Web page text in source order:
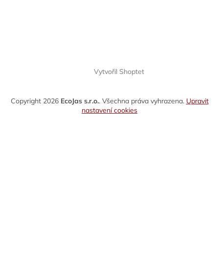
Vytvořil Shoptet
Copyright 2026 EcoJas s.r.o.. Všechna práva vyhrazena. Upravit
nastavení cookies